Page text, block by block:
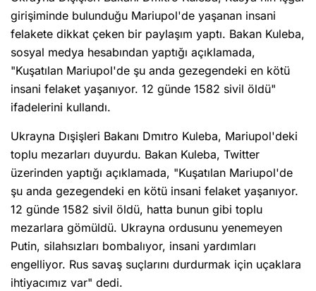
girişiminde bulunduğu Mariupol'de yaşanan insani
felakete dikkat çeken bir paylaşım yaptı. Bakan Kuleba,
sosyal medya hesabından yaptığı açıklamada,
"Kuşatılan Mariupol'de şu anda gezegendeki en kötü
insani felaket yaşanıyor. 12 günde 1582 sivil öldü"
ifadelerini kullandı.
Ukrayna Dışişleri Bakanı Dmıtro Kuleba, Mariupol'deki
toplu mezarları duyurdu. Bakan Kuleba, Twitter
üzerinden yaptığı açıklamada, "Kuşatılan Mariupol'de
şu anda gezegendeki en kötü insani felaket yaşanıyor.
12 günde 1582 sivil öldü, hatta bunun gibi toplu
mezarlara gömüldü. Ukrayna ordusunu yenemeyen
Putin, silahsızları bombalıyor, insani yardımları
engelliyor. Rus savaş suçlarını durdurmak için uçaklara
ihtiyacımız var" dedi.